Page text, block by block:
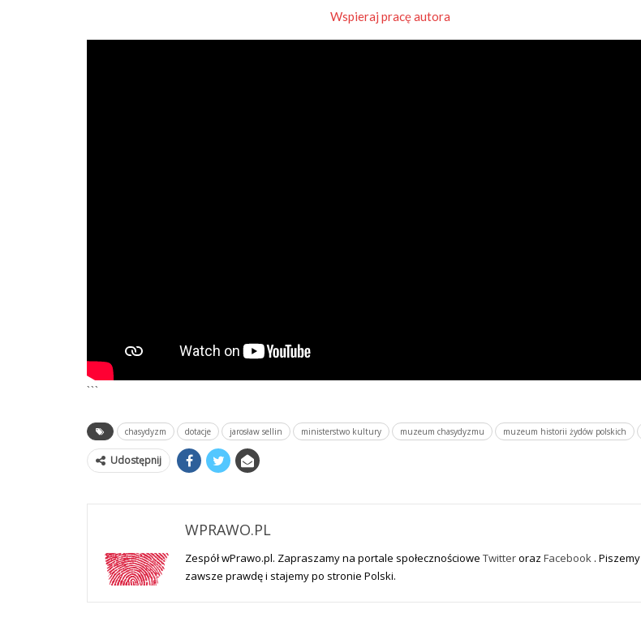
Wspieraj pracę autora
```
chasydyzm dotacje jarosław sellin ministerstwo kultury muzeum chasydyzmu muzeum historii żydów polskich
Udostępnij
WPRAWO.PL
Zespół wPrawo.pl. Zapraszamy na portale społecznościowe Twitteroraz Facebook . Piszemy
zawsze prawdę i stajemy po stronie Polski.